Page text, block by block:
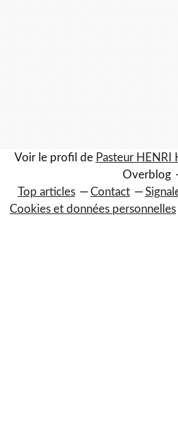
Voir le profil de Pasteur HENRI
Overblog
Top articles
Contact
Cookies et données personnelles